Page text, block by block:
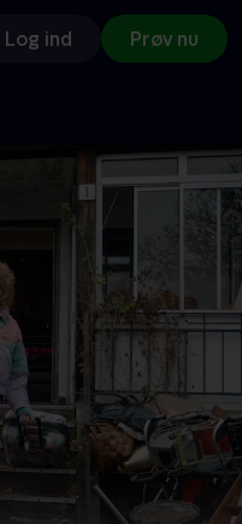
Log ind Prøv nu